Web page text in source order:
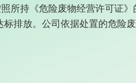
所持《危险废物经营许可证》
排放。公司依据处置的危险